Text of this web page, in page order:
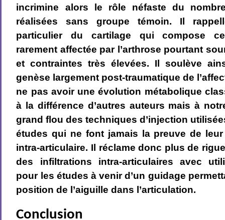
incrimine alors le rôle néfaste du
réalisées sans groupe témoin. Il
particulier du cartilage qui compose
rarement affectée par l’arthrose pourtant
et contraintes très élevées. Il soulève
genèse largement post-traumatique de
ne pas avoir une évolution métabolique
à la différence d’autres auteurs mais à
grand flou des techniques d’injection
études qui ne font jamais la preuve de
intra-articulaire. Il réclame donc plus de
des infiltrations intra-articulaires avec
pour les études à venir d’un guidage
position de l’aiguille dans l’articulation.
Conclusion